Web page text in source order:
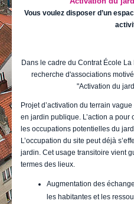
Actualités
Vous voulez disposer d’un
Dans le cadre du Contrat École
recherche d'associations
"Activation du
Projet d’activation du terrain
en jardin publique. L’action a pour
les occupations potentielles du
L’occupation du site peut déjà
jardin. Cet usage transitoire vient
termes des lieux.
Augmentation des
les habitantes et les